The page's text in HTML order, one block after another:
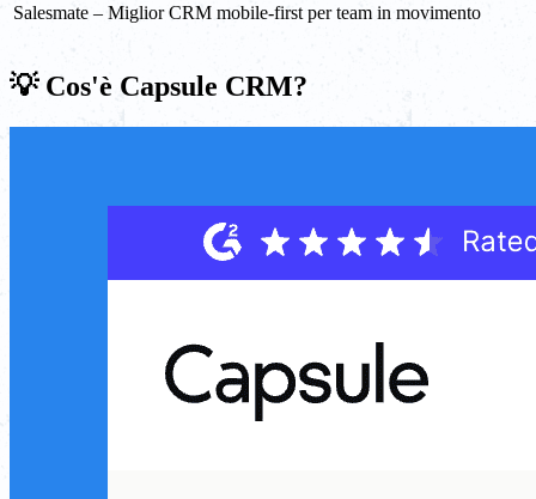
Salesmate – Miglior CRM mobile-first per team in movimento
💡 Cos'è Capsule CRM?